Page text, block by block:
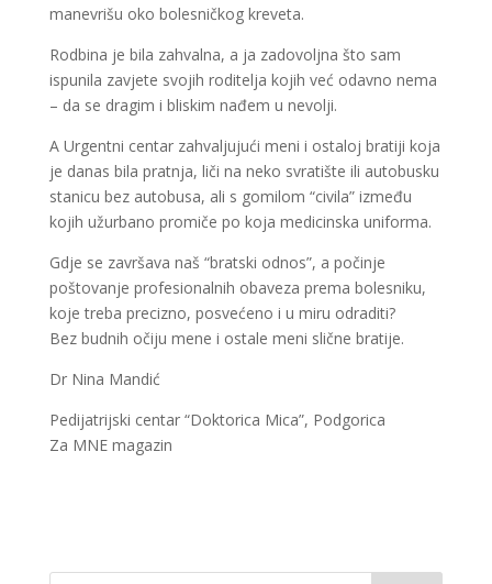
manevrišu oko bolesničkog kreveta.
Rodbina je bila zahvalna, a ja zadovoljna što sam
ispunila zavjete svojih roditelja kojih već odavno nema
– da se dragim i bliskim nađem u nevolji.
A Urgentni centar zahvaljujući meni i ostaloj bratiji koja
je danas bila pratnja, liči na neko svratište ili autobusku
stanicu bez autobusa, ali s gomilom “civila” između
kojih užurbano promiče po koja medicinska uniforma.
Gdje se završava naš “bratski odnos”, a počinje
poštovanje profesionalnih obaveza prema bolesniku,
koje treba precizno, posvećeno i u miru odraditi?
Bez budnih očiju mene i ostale meni slične bratije.
Dr Nina Mandić
Pedijatrijski centar “Doktorica Mica”, Podgorica
Za MNE magazin